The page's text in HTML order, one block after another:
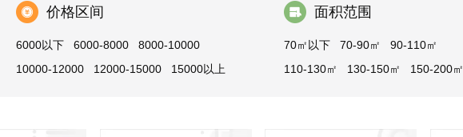
价格区间
6000以下 6000-8000
8000-10000
10000-12000
12000-15000 15000以上
面积范围
70㎡以下 70-90㎡
90-110㎡
110-130㎡
130-150㎡
150-200㎡